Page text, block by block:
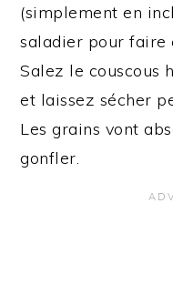
(simplement en
saladier pour faire
Salez le couscous
et laissez sécher
Les grains vont
gonfler.